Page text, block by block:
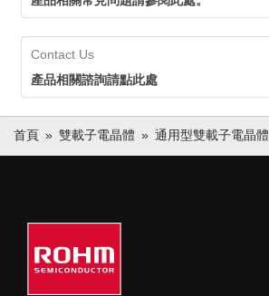
Contact Us
產品相關諮詢請點此處
首頁 雙載子電晶體 通用型雙載子電晶體